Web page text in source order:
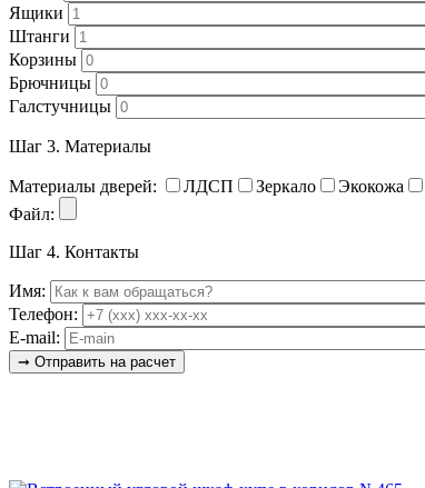
Ящики
Штанги
Корзины
Брючницы
Галстучницы
Шаг 3. Материалы
Материалы дверей: ЛДСП Зеркало Экокожа
Файл:
Шаг 4. Контакты
Имя:
Телефон:
E-mail: